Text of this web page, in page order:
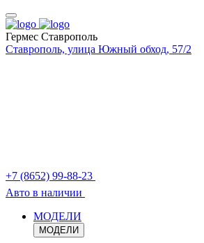
Гермес Ставрополь
Ставрополь, улица Южный обход, 57/2
+7 (8652) 99-88-23
Авто в наличии
МОДЕЛИ
МОДЕЛИ